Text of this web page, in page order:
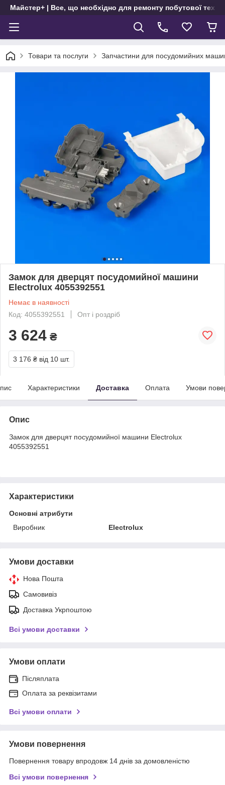
Майстер+ | Все, що необхідно для ремонту побутової
Товари та послуги Запчастини для посудомийних
Замок для дверцят посудомийної машини
Electrolux 4055392551
Немає в наявності
Код: 4055392551
Опт і роздріб
3 624 ₴
3 176 ₴ від 10 шт.
Характеристики Доставка Оплата Умови
Опис
Замок для дверцят посудомийної машини Electrolux
4055392551
Характеристики
Основні атрибути
Виробник
Electrolux
Умови доставки
Нова Пошта
Самовивіз
Доставка Укрпоштою
Всі умови доставки
Умови оплати
Післяплата
Оплата за реквізитами
Всі умови оплати
Умови повернення
Повернення товару впродовж 14 днів за домовленістю
Всі умови повернення